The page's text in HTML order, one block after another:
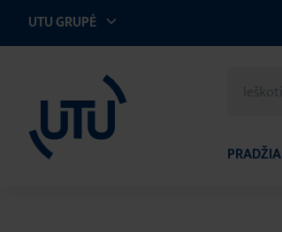
UTU GRUPĖ
svetainėje
PRADŽIA